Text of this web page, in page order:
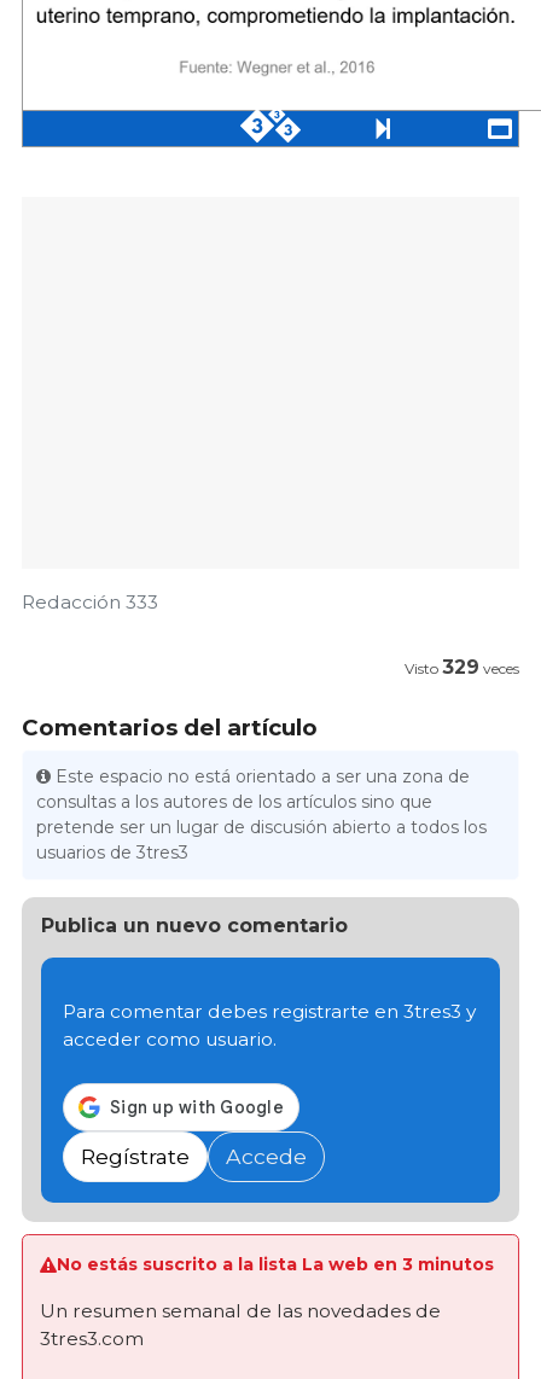
Redacción 333
Visto 329 veces
Comentarios del artículo
Este espacio no está orientado a ser una zona de
consultas a los autores de los artículos sino que
pretende ser un lugar de discusión abierto a todos los
usuarios de 3tres3
Publica un nuevo comentario
Para comentar debes registrarte en 3tres3 y
acceder como usuario.
Regístrate Accede
No estás suscrito a la lista La web en 3 minutos
Un resumen semanal de las novedades de
3tres3.com